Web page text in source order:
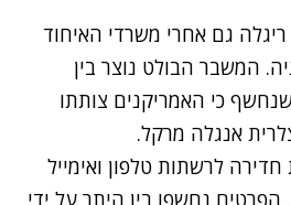
ריגלה גם אחרי משרדי האיחוד
המשבר הבולט נוצר בין
כי האמריקנים צותתו
אנגלה מרקל.
לרשתות טלפון ואימייל
נחשפו בין היתר על ידי